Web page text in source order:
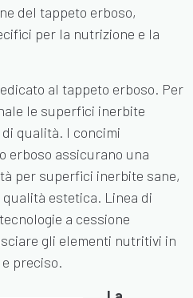
del tappeto erboso,
per la nutrizione e la
al tappeto erboso. Per
le superfici inerbite
qualità. I concimi
erboso assicurano una
per superfici inerbite sane,
estetica. Linea di
a cessione
gli elementi nutritivi in
preciso.